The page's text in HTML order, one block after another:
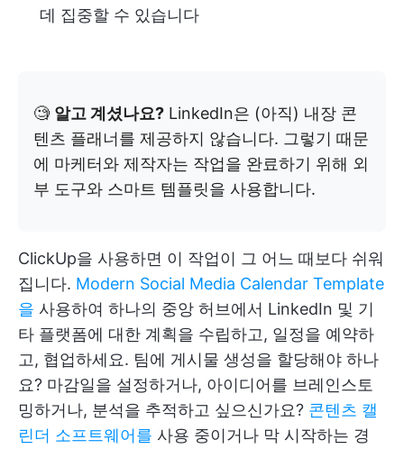
데 집중할 수 있습니다
🧐 알고 계셨나요? LinkedIn은 (아직) 내장 콘
텐츠 플래너를 제공하지 않습니다. 그렇기 때문
에 마케터와 제작자는 작업을 완료하기 위해 외
부 도구와 스마트 템플릿을 사용합니다.
ClickUp을 사용하면 이 작업이 그 어느 때보다 쉬워
집니다. Modern Social Media Calendar Template
을 사용하여 하나의 중앙 허브에서 LinkedIn 및 기
타 플랫폼에 대한 계획을 수립하고, 일정을 예약하
고, 협업하세요. 팀에 게시물 생성을 할당해야 하나
요? 마감일을 설정하거나, 아이디어를 브레인스토
밍하거나, 분석을 추적하고 싶으신가요? 콘텐츠 캘
린더 소프트웨어를 사용 중이거나 막 시작하는 경